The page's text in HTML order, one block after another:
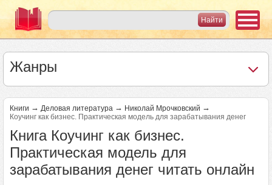
Жанры
Книги → Деловая литература → Николай Мрочковский →
Коучинг как бизнес. Практическая модель для зарабатывания денег
Книга Коучинг как бизнес.
Практическая модель для
зарабатывания денег читать онлайн